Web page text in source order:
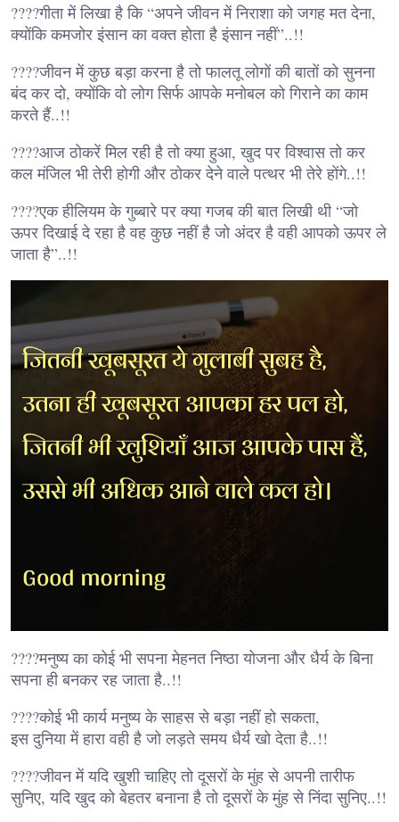
????गीता में लिखा है कि “अपने जीवन में निराशा को जगह मत देना,
क्योंकि कमजोर इंसान का वक्त होता है इंसान नहीं”..!!
????जीवन में कुछ बड़ा करना है तो फालतू लोगों की बातों को सुनना
बंद कर दो, क्योंकि वो लोग सिर्फ आपके मनोबल को गिराने का काम
करते हैं..!!
????आज ठोकरें मिल रही है तो क्या हुआ, खुद पर विश्वास तो कर
कल मंजिल भी तेरी होगी और ठोकर देने वाले पत्थर भी तेरे होंगे..!!
????एक हीलियम के गुब्बारे पर क्या गजब की बात लिखी थी “जो
ऊपर दिखाई दे रहा है वह कुछ नहीं है जो अंदर है वही आपको ऊपर ले
जाता है”..!!
????मनुष्य का कोई भी सपना मेहनत निष्ठा योजना और धैर्य के बिना
सपना ही बनकर रह जाता है..!!
????कोई भी कार्य मनुष्य के साहस से बड़ा नहीं हो सकता,
इस दुनिया में हारा वही है जो लड़ते समय धैर्य खो देता है..!!
????जीवन में यदि खुशी चाहिए तो दूसरों के मुंह से अपनी तारीफ
सुनिए, यदि खुद को बेहतर बनाना है तो दूसरों के मुंह से निंदा सुनिए..!!